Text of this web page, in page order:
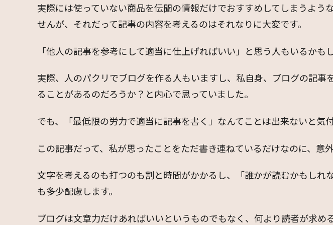
実際には使っていない商品を伝聞の情報だけでおすすめしてしまうよう
せんが、それだって記事の内容を考えるのはそれなりに大変です。
「他人の記事を参考にして適当に仕上げればいい」と思う人もいるかも
実際、人のパクリでブログを作る人もいますし、私自身、ブログの記事
ることがあるのだろうか？と内心で思っていました。
でも、「最低限の労力で適当に記事を書く」なんてことは出来ないと気
この記事だって、私が思ったことをただ書き連ねているだけなのに、意外
文字を考えるのも打つのも割と時間がかかるし、「誰かが読むかもしれ
も多少配慮します。
ブログは文章力だけあればいいというものでもなく、何より読者が求め